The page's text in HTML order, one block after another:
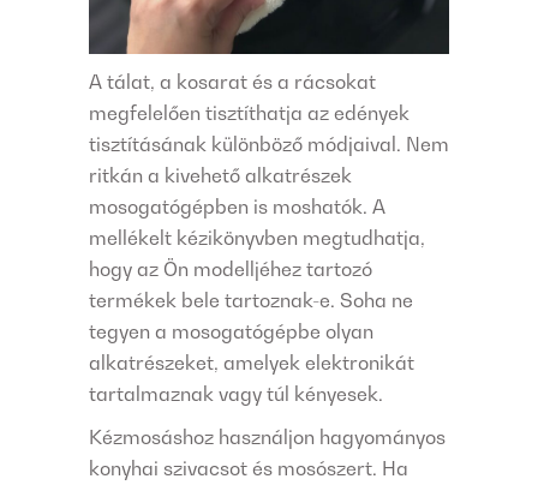
A tálat, a kosarat és a rácsokat
megfelelően tisztíthatja az edények
tisztításának különböző módjaival. Nem
ritkán a kivehető alkatrészek
mosogatógépben is moshatók. A
mellékelt kézikönyvben megtudhatja,
hogy az Ön modelljéhez tartozó
termékek bele tartoznak-e. Soha ne
tegyen a mosogatógépbe olyan
alkatrészeket, amelyek elektronikát
tartalmaznak vagy túl kényesek.
Kézmosáshoz használjon hagyományos
konyhai szivacsot és mosószert. Ha